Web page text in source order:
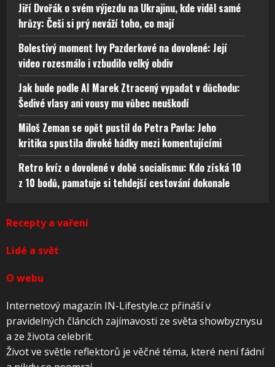
Jiří Dvořák o svém výjezdu na Ukrajinu, kde viděl samé
hrůzy: Češi si prý neváží toho, co mají
Bolestivý moment Ivy Pazderkové na dovolené: Její
video rozesmálo i vzbudilo velký obdiv
Jak bude podle AI Marek Ztracený vypadat v důchodu:
Šedivé vlasy ani vousy mu vůbec neuškodí
Miloš Zeman se opět pustil do Petra Pavla: Jeho
kritika spustila divoké hádky mezi komentujícími
Retro kvíz o dovolené v době socialismu: Kdo získá 10
z 10 bodů, pamatuje si tehdejší cestování dokonale
Recepty a vaření
Lidé a svět
O webu
Internetový magazín IN-Lifestyle.cz přináší v
pravidelných článcích zajímavosti ze světa showbyznysu
a ze života celebrit.
Život ve světle reflektorů je věčné téma, které není fádní